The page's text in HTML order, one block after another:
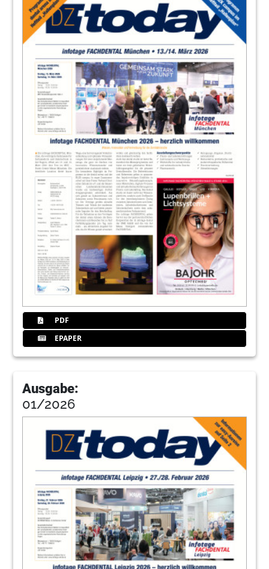
31Planmeca Vertriebs GmbH
35 iSy by CAMLOG
KaVo Dental GmbH
Messe-Tipps und Hallenplan
PVS dental GmbH
BLUE SAFETY GmbH
PDF
EPAPER
Ausgabe:
01/2026